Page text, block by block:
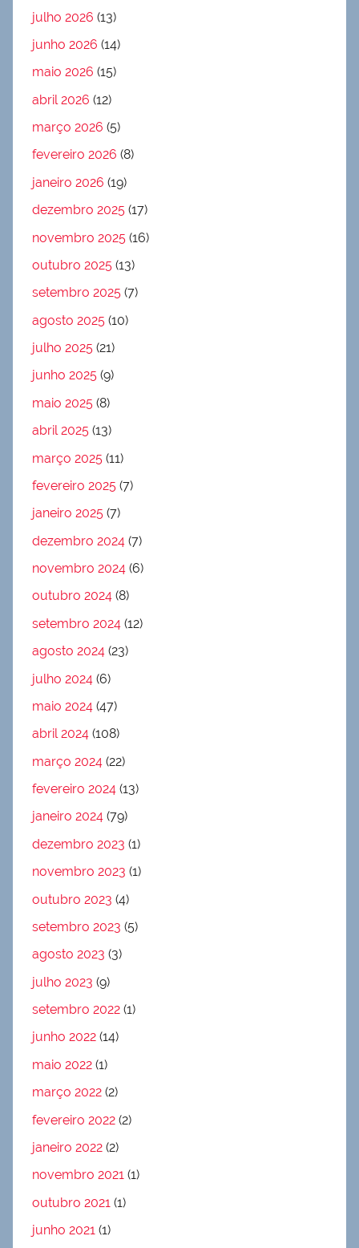
julho 2026 (13)
junho 2026 (14)
maio 2026 (15)
abril 2026 (12)
março 2026 (5)
fevereiro 2026 (8)
janeiro 2026 (19)
dezembro 2025 (17)
novembro 2025 (16)
outubro 2025 (13)
setembro 2025 (7)
agosto 2025 (10)
julho 2025 (21)
junho 2025 (9)
maio 2025 (8)
abril 2025 (13)
março 2025 (11)
fevereiro 2025 (7)
janeiro 2025 (7)
dezembro 2024 (7)
novembro 2024 (6)
outubro 2024 (8)
setembro 2024 (12)
agosto 2024 (23)
julho 2024 (6)
maio 2024 (47)
abril 2024 (108)
março 2024 (22)
fevereiro 2024 (13)
janeiro 2024 (79)
dezembro 2023 (1)
novembro 2023 (1)
outubro 2023 (4)
setembro 2023 (5)
agosto 2023 (3)
julho 2023 (9)
setembro 2022 (1)
junho 2022 (14)
maio 2022 (1)
março 2022 (2)
fevereiro 2022 (2)
janeiro 2022 (2)
novembro 2021 (1)
outubro 2021 (1)
junho 2021 (1)